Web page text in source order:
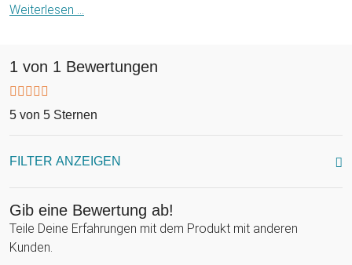
seiner ganzen Pracht. Das "Genießer" Motiv strahlt dabei
Während Du dieses exklusive Weizenbierglas in den Händen
hältst, wirst Du nicht nur den Klang der Braukunst hören,
lesen können – von deinem Namen über die Jahreszahl bis
ist nicht nur ein Behälter für Bier, sondern eine Zeitkapsel des
mit unserem personalisierten Weizenbierglas. Dieses
Meisterwerk aus Glas bringt nicht nur den goldenen Trank zur
Geltung, sondern auch Deinen individuellen Stil. Ob Du es für
Weiterlesen ...
1 von 1 Bewertungen
5 von 5 Sternen
FILTER ANZEIGEN
Gib eine Bewertung ab!
Teile Deine Erfahrungen mit dem Produkt mit anderen
Kunden.